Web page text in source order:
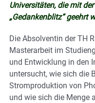
Universitäten, die mit
„Gedankenblitz“ geehrt
Die Absolventin der TH
Masterarbeit im
und Entwicklung in den
untersucht, wie sich die
Stromproduktion von
und wie sich die Menge